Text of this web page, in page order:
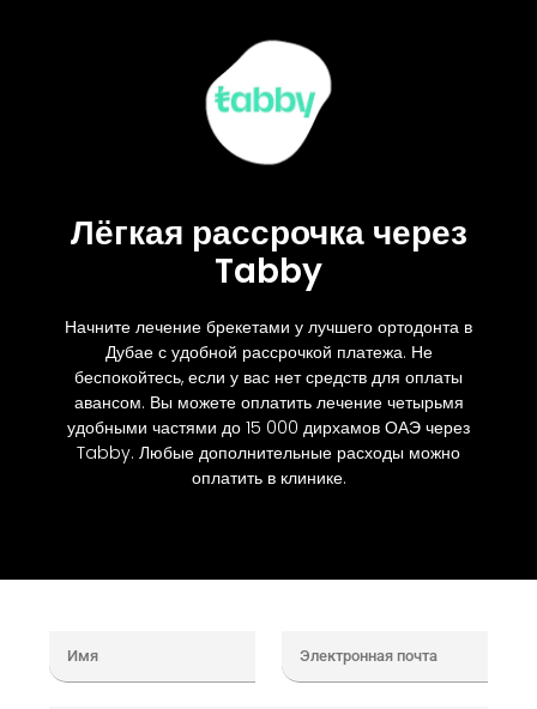
Лёгкая рассрочка через
Tabby
Начните лечение брекетами у лучшего ортодонта в
Дубае с удобной рассрочкой платежа. Не
беспокойтесь, если у вас нет средств для оплаты
авансом. Вы можете оплатить лечение четырьмя
удобными частями до 15 000 дирхамов ОАЭ через
Tabby. Любые дополнительные расходы можно
оплатить в клинике.